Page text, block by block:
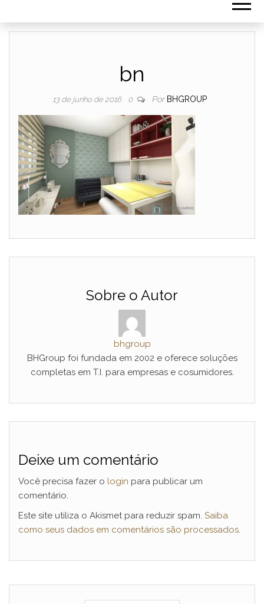
bn
13 de junho de 2016 0 Por BHGROUP
Sobre o Autor
bhgroup
BHGroup foi fundada em 2002 e oferece soluções
completas em T.I. para empresas e cosumidores.
Deixe um comentário
Você precisa fazer o login para publicar um
comentário.
Este site utiliza o Akismet para reduzir spam. Saiba
como seus dados em comentários são processados.